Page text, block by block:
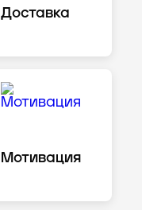
Доставка
Мотивация